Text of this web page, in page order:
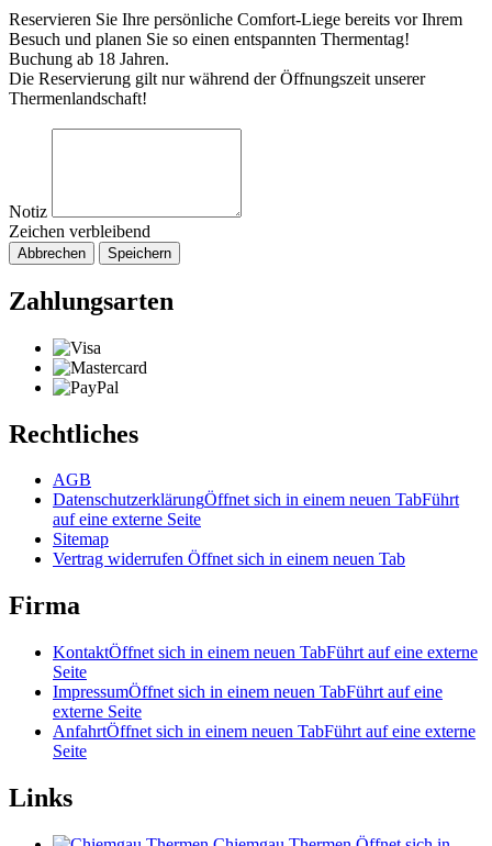
Reservieren Sie Ihre persönliche Comfort-Liege bereits vor Ihrem
Besuch und planen Sie so einen entspannten Thermentag!
Buchung ab 18 Jahren.
Die Reservierung gilt nur während der Öffnungszeit unserer
Thermenlandschaft!
Notiz
Zeichen verbleibend
Abbrechen Speichern
Zahlungsarten
Rechtliches
AGB
DatenschutzerklärungÖffnet sich in einem neuen TabFührt
auf eine externe Seite
Sitemap
Vertrag widerrufen Öffnet sich in einem neuen Tab
Firma
KontaktÖffnet sich in einem neuen TabFührt auf eine externe
Seite
ImpressumÖffnet sich in einem neuen TabFührt auf eine
externe Seite
AnfahrtÖffnet sich in einem neuen TabFührt auf eine externe
Seite
Links